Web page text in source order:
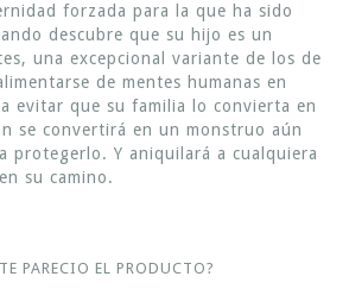
forzada para la que ha sido
descubre que su hijo es un
una excepcional variante de los de
de mentes humanas en
evitar que su familia lo convierta en
se convertirá en un monstruo aún
protegerlo. Y aniquilará a cualquiera
su camino.
PARECIO EL PRODUCTO?